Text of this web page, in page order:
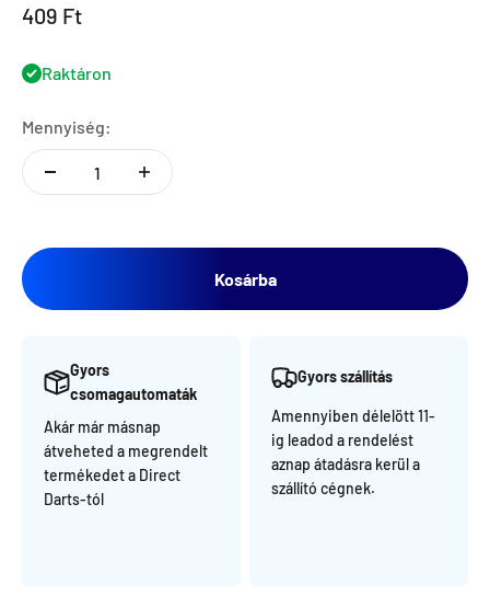
Eladási ár
409 Ft
Raktáron
Mennyiség:
Kosárba
Gyors
csomagautomaták
Akár már másnap
átveheted a megrendelt
termékedet a Direct
Darts-tól
Gyors szállítás
Amennyiben délelött 11-
ig leadod a rendelést
aznap átadásra kerül a
szállító cégnek.